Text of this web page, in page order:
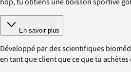
En savoir plus
Développé par des scientifiques
en tant que client que ce que tu